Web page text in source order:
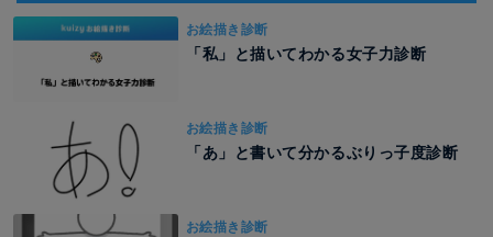
お絵描き診断
「私」と描いてわかる女子力診断
お絵描き診断
「あ」と書いて分かるぶりっ子度診断
お絵描き診断